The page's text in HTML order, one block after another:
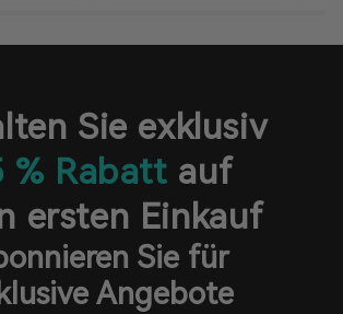
Sie exklusiv
% Rabatt auf
ersten Einkauf
Sie für
Angebote